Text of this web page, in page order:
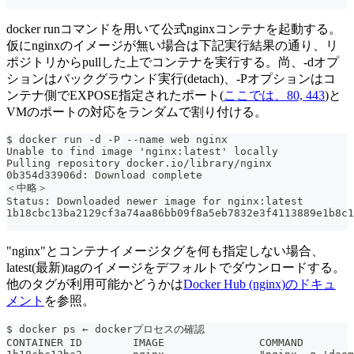
docker runコマンドを用いて公式nginxコンテナを起動する。
仮にnginxのイメージが無い場合は下記実行結果の通り、リ
ポジトリからpullした上でコンテナを実行する。尚、-dオプ
ションはバックグラウンド実行(detach)、-Pオプションはコ
ンテナ側でEXPOSE指定されたポート(ここでは、80, 443)と
VMのポートの対応をランダムで割り付ける。
$ docker run -d -P --name web nginx
Unable to find image 'nginx:latest' locally
Pulling repository docker.io/library/nginx
0b354d33906d: Download complete
＜中略＞
Status: Downloaded newer image for nginx:latest
"nginx"とコンテナイメージタグを何も指定しない場合、
latest(最新)tagのイメージをデフォルトでダウンロードする。
他のタグが利用可能かどうかはDocker Hub (nginx)のドキュ
メント を参照。
$ docker ps ← dockerプロセスの確認
CONTAINER ID        IMAGE